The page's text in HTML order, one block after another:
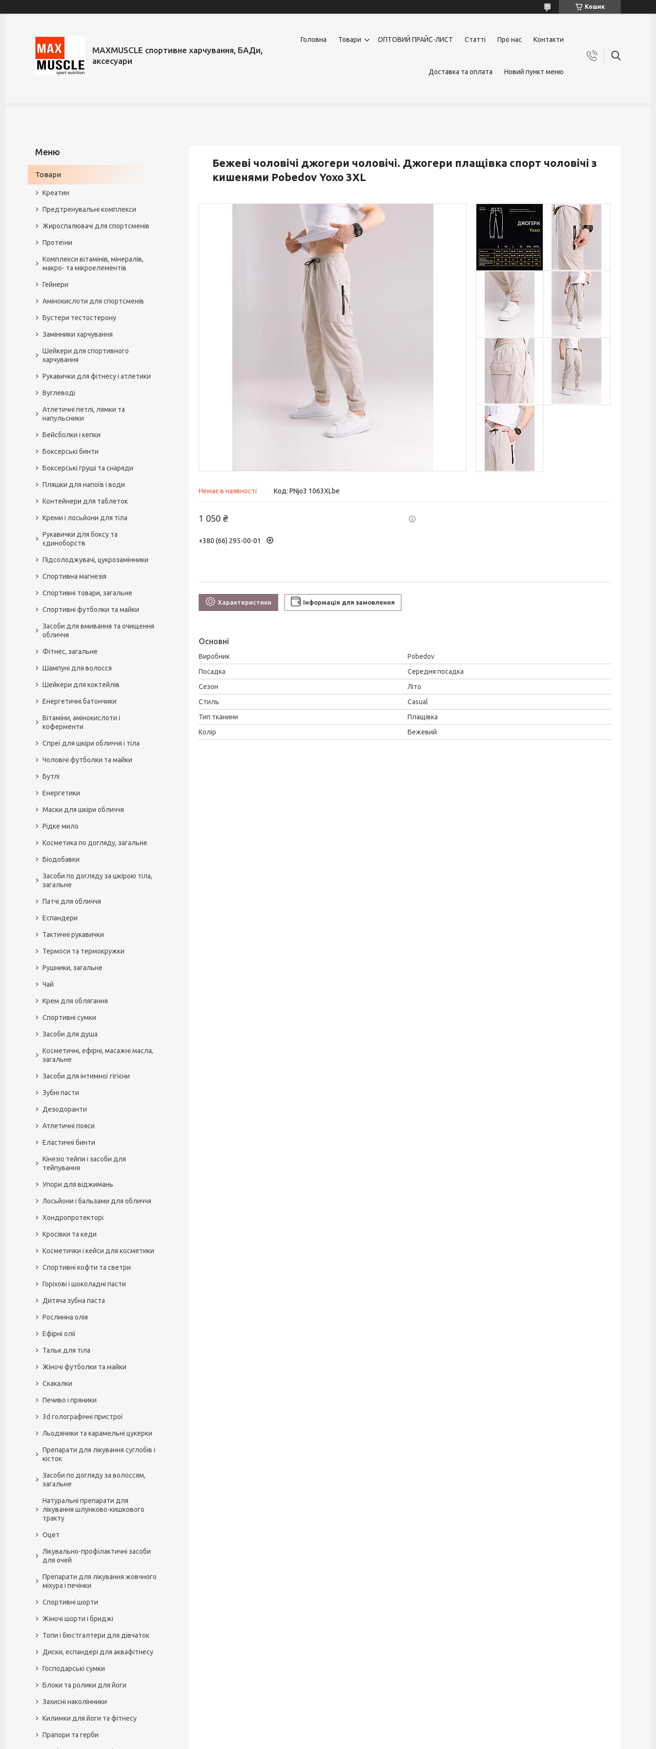
Кошик
MAXMUSCLE спортивне харчування, БАДи,
аксесуари
Головна Товари OПТОВИЙ ПРАЙС-ЛИСТ Статті Про нас Контакти
Доставка та оплата Новий пункт меню
Бежеві чоловічі джогери чоловічі. Джогери плащівка спорт чоловічі з
кишенями Pobedov Yoxo 3XL
Немає в наявності Код: PNjo3 1063XLbe
1 050 ₴
+380 (66) 295-00-01
Характеристики Інформація для замовлення
Основні
Виробник
Pobedov
Посадка
Середня посадка
Сезон
Літо
Стиль
Casual
Тип тканини
Плащівка
Колір
Бежевий
Товари
Креатин
Предтренувальні комплекси
Жироспалювачі для спортсменів
Протеїни
Комплекси вітамінів, мінералів,
макро- та мікроелементів
Гейнери
Амінокислоти для спортсменів
Бустери тестостерону
Замінники харчування
Шейкери для спортивного
харчування
Рукавички для фітнесу і атлетики
Вуглеводі
Атлетичні петлі, лямки та
напульсники
Бейсболки і кепки
Боксерські бинти
Боксерські груші та снаряди
Пляшки для напоїв і води
Контейнери для таблеток
Креми і лосьйони для тіла
Рукавички для боксу та
єдиноборств
Підсолоджувачі, цукрозамінники
Спортивна магнезія
Спортивні товари, загальне
Спортивні футболки та майки
Засоби для вмивання та очищення
обличчя
Фітнес, загальне
Шампуні для волосся
Шейкери для коктейлів
Енергетичні батончики
Вітаміни, амінокислоти і
коферменти
Спреї для шкіри обличчя і тіла
Чоловічі футболки та майки
Бутлі
Енергетики
Маски для шкіри обличчя
Рідке мило
Косметика по догляду, загальне
Біодобавки
Засоби по догляду за шкірою тіла,
загальне
Патчі для обличчя
Еспандери
Тактичні рукавички
Термоси та термокружки
Рушники, загальне
Чай
Крем для облягання
Спортивні сумки
Засоби для душа
Косметичні, ефірні, масажні масла,
загальне
Засоби для інтимної гігієни
Зубні пасти
Дезодоранти
Атлетичні пояси
Еластичні бинти
Кінезіо тейпи і засоби для
тейпування
Упори для віджимань
Лосьйони і бальзами для обличчя
Хондропротекторі
Кросівки та кеди
Косметички і кейси для косметики
Спортивні кофти та светри
Горіхові і шоколадні пасти
Дитяча зубна паста
Рослинна олія
Ефірні олії
Тальк для тіла
Жіночі футболки та майки
Скакалки
Печиво і пряники
3d голографічні пристрої
Льодяники та карамельні цукерки
Препарати для лікування суглобів і
кісток
Засоби по догляду за волоссям,
загальне
Натуральні препарати для
лікування шлунково-кишкового
тракту
Оцет
Лікувально-профілактичні засоби
для очей
Препарати для лікування жовчного
міхура і печінки
Спортивні шорти
Жіночі шорти і бриджі
Топи і бюстгалтери для дівчаток
Диски, еспандері для аквафітнесу
Господарські сумки
Блоки та ролики для йоги
Захисні наколінники
Килимки для йоги та фітнесу
Прапори та герби